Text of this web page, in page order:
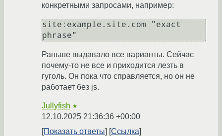
конкретными запросами, например:
site:example.site.com "exact
Раньше выдавало все варианты. Сейчас
почему-то не все и приходится лезть в
гуголь. Он пока что справляется, но он не
работает без js.
Jullyfish ★
12.10.2025 21:36:36 +00:00
Показать ответы
Ссылка